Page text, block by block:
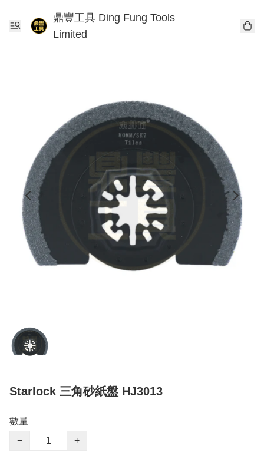
鼎豐工具 Ding Fung Tools
Limited
Starlock 三角砂紙盤 HJ3013
數量
−
+